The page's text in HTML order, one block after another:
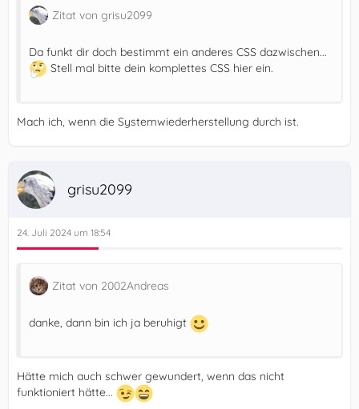
Zitat von grisu2099
Da funkt dir doch bestimmt ein anderes CSS dazwischen...
Stell mal bitte dein komplettes CSS hier ein.
Mach ich, wenn die Systemwiederherstellung durch ist.
grisu2099
24. Juli 2024 um 18:54
Zitat von 2002Andreas
danke, dann bin ich ja beruhigt
Hätte mich auch schwer gewundert, wenn das nicht
funktioniert hätte...